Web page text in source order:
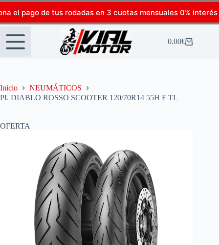
el pago de tus rodadas en 3 cuotas mensuales 0% interés
0.00€
Inicio
NEUMÁTICOS
PI. DIABLO ROSSO SCOOTER 120/70R14 55H F TL
OFERTA